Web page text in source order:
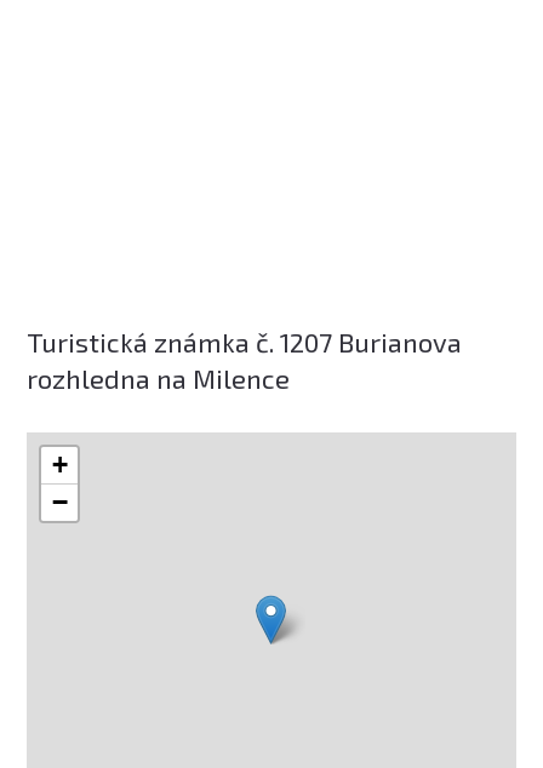
Turistická známka č. 1207 Burianova
rozhledna na Milence
+
−